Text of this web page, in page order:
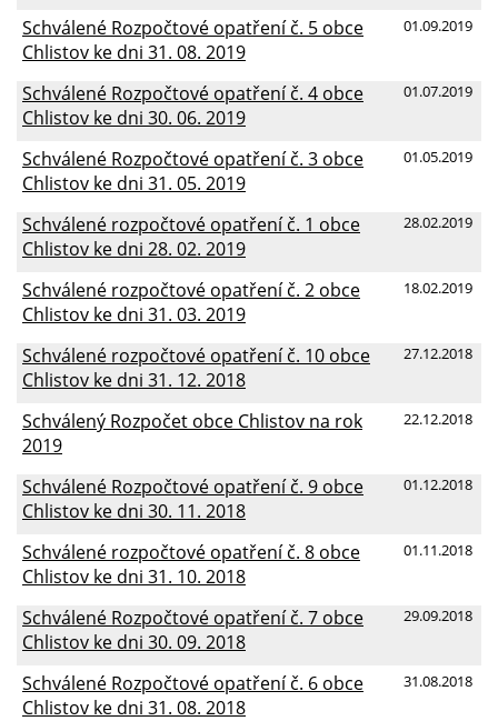
01.09.2019
Schválené Rozpočtové opatření č. 5 obce
Chlistov ke dni 31. 08. 2019
01.07.2019
Schválené Rozpočtové opatření č. 4 obce
Chlistov ke dni 30. 06. 2019
01.05.2019
Schválené Rozpočtové opatření č. 3 obce
Chlistov ke dni 31. 05. 2019
28.02.2019
Schválené rozpočtové opatření č. 1 obce
Chlistov ke dni 28. 02. 2019
18.02.2019
Schválené rozpočtové opatření č. 2 obce
Chlistov ke dni 31. 03. 2019
27.12.2018
Schválené rozpočtové opatření č. 10 obce
Chlistov ke dni 31. 12. 2018
22.12.2018
Schválený Rozpočet obce Chlistov na rok
2019
01.12.2018
Schválené Rozpočtové opatření č. 9 obce
Chlistov ke dni 30. 11. 2018
01.11.2018
Schválené rozpočtové opatření č. 8 obce
Chlistov ke dni 31. 10. 2018
29.09.2018
Schválené Rozpočtové opatření č. 7 obce
Chlistov ke dni 30. 09. 2018
31.08.2018
Schválené Rozpočtové opatření č. 6 obce
Chlistov ke dni 31. 08. 2018